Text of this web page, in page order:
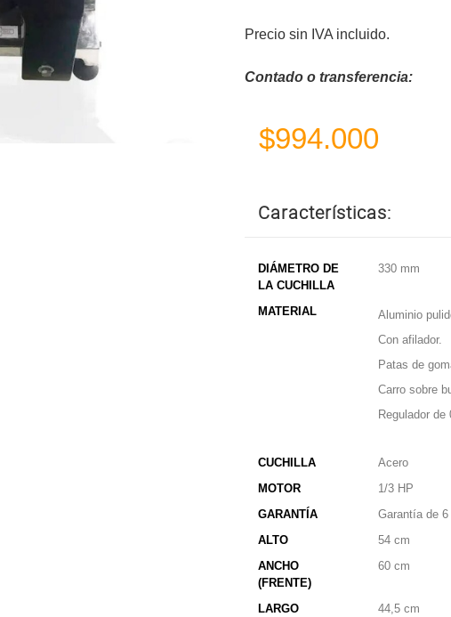
Precio sin IVA incluido.
Contado o transferencia:
$994.000
Características:
DIÁMETRO DE
LA CUCHILLA
330 mm
MATERIAL
Aluminio
Con afilador.
Patas de
Carro sobre
Regulador
CUCHILLA
Acero
MOTOR
1/3 HP
GARANTÍA
Garantía de
ALTO
54 cm
ANCHO
(FRENTE)
60 cm
LARGO
44,5 cm